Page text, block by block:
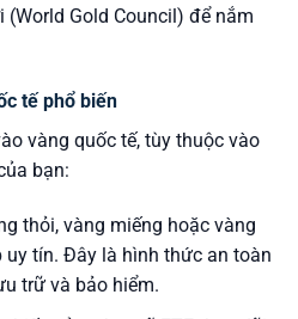
(World Gold Council) để nắm
tế phổ biến
vàng quốc tế, tùy thuộc vào
bạn:
thỏi, vàng miếng hoặc vàng
uy tín. Đây là hình thức an toàn
trữ và bảo hiểm.